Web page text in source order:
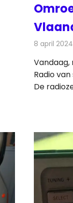
8 april 2024
Vandaag,
Radio
De